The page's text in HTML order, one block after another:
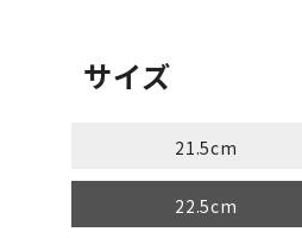
サイズ
21.5cm
22.5cm